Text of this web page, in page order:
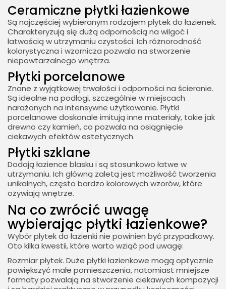
Ceramiczne płytki łazienkowe
Są najczęściej wybieranym rodzajem płytek do łazienek.
Charakteryzują się dużą odpornością na wilgoć i
łatwością w utrzymaniu czystości. Ich różnorodność
kolorystyczna i wzornicza pozwala na stworzenie
niepowtarzalnego wnętrza.
Płytki porcelanowe
Znane z wyjątkowej trwałości i odporności na ścieranie.
Są idealne na podłogi, szczególnie w miejscach
narażonych na intensywne użytkowanie. Płytki
porcelanowe doskonale imitują inne materiały, takie jak
drewno czy kamień, co pozwala na osiągnięcie
ciekawych efektów estetycznych.
Płytki szklane
Dodają łazience blasku i są stosunkowo łatwe w
utrzymaniu. Ich główną zaletą jest możliwość tworzenia
unikalnych, często bardzo kolorowych wzorów, które
ożywiają wnętrze.
Na co zwrócić uwagę
wybierając płytki łazienkowe?
Wybór płytek do łazienki nie powinien być przypadkowy.
Oto kilka kwestii, które warto wziąć pod uwagę:
Rozmiar płytek. Duże płytki łazienkowe mogą optycznie
powiększyć małe pomieszczenia, natomiast mniejsze
formaty pozwalają na stworzenie ciekawych kompozycji